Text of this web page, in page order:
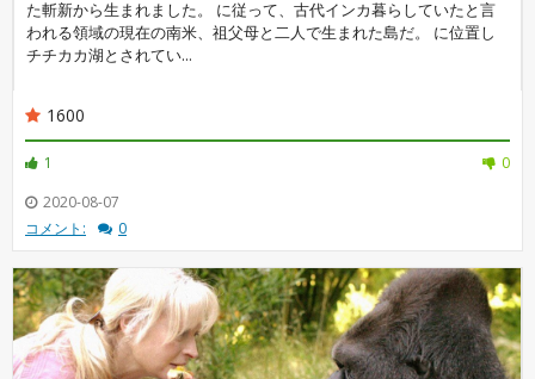
た斬新から生まれました。 に従って、古代インカ暮らしていたと言
われる領域の現在の南米、祖父母と二人で生まれた島だ。 に位置し
チチカカ湖とされてい...
1600
1
0
2020-08-07
コメント:
0